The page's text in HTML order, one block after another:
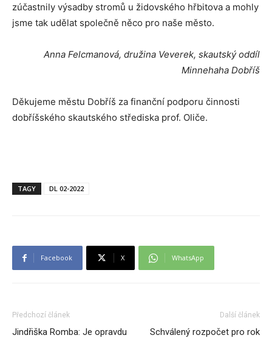
zúčastnily výsadby stromů u židovského hřbitova a mohly
jsme tak udělat společně něco pro naše město.
Anna Felcmanová, družina Veverek, skautský oddíl
Minnehaha Dobříš
Děkujeme městu Dobříš za finanční podporu činnosti
dobříšského skautského střediska prof. Oliče.
TAGY DL 02-2022
Facebook X WhatsApp
Předchozí článek
Jindřiška Romba: Je opravdu
Další článek
Schválený rozpočet pro rok